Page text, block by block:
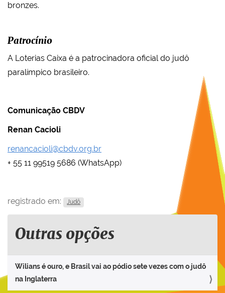
bronzes.
Patrocínio
A Loterias Caixa é a patrocinadora oficial do judô
paralímpico brasileiro.
Comunicação CBDV
Renan Cacioli
renancacioli@cbdv.org.br
+ 55 11 99519 5686 (WhatsApp)
registrado em: Judô
Outras opções
Wilians é ouro, e Brasil vai ao pódio sete vezes com o judô
na Inglaterra